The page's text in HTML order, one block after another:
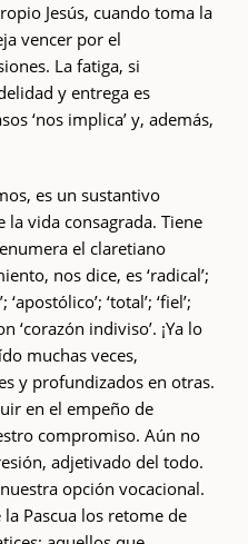
Jesús, cuando toma la
vencer por el
La fatiga, si
y entrega es
‘nos implica’ y, además,
es un sustantivo
vida consagrada. Tiene
el claretiano
nos dice, es ‘radical’;
‘apostólico’; ‘total’; ‘fiel’;
‘corazón indiviso’. ¡Ya lo
muchas veces,
y profundizados en otras.
en el empeño de
compromiso. Aún no
adjetivado del todo.
opción vocacional.
Pascua los retome de